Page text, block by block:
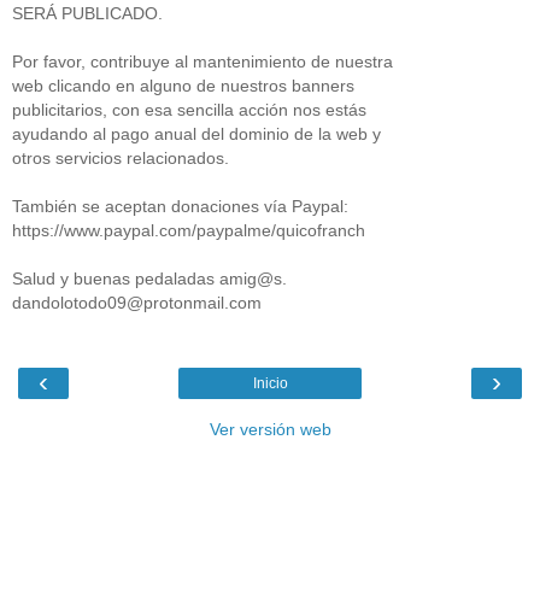
SERÁ PUBLICADO.
Por favor, contribuye al mantenimiento de nuestra
web clicando en alguno de nuestros banners
publicitarios, con esa sencilla acción nos estás
ayudando al pago anual del dominio de la web y
otros servicios relacionados.
También se aceptan donaciones vía Paypal:
https://www.paypal.com/paypalme/quicofranch
Salud y buenas pedaladas amig@s.
dandolotodo09@protonmail.com
‹ ›
Inicio
Ver versión web